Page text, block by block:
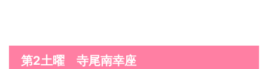
第2土曜 寺尾南幸座